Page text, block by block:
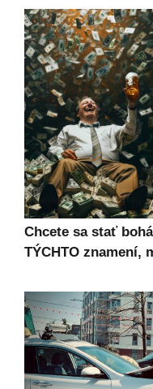
Chcete sa stať
TÝCHTO znamení,